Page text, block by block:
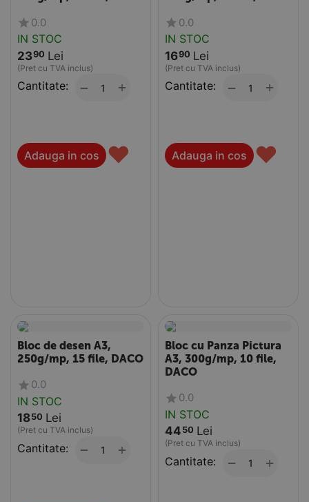
0.0
IN STOC
2390 Lei
(Pret cu TVA inclus)
Cantitate: +
−
Adauga in cos ♥
0.0
IN STOC
1690 Lei
(Pret cu TVA inclus)
Cantitate: +
−
Adauga in cos ♥
Bloc de desen A3,
250g/mp, 15 file, DACO
0.0
IN STOC
1850 Lei
(Pret cu TVA inclus)
Cantitate: +
−
Bloc cu Panza Pictura
A3, 300g/mp, 10 file,
DACO
0.0
IN STOC
44 50 Lei
(Pret cu TVA inclus)
Cantitate: +
−